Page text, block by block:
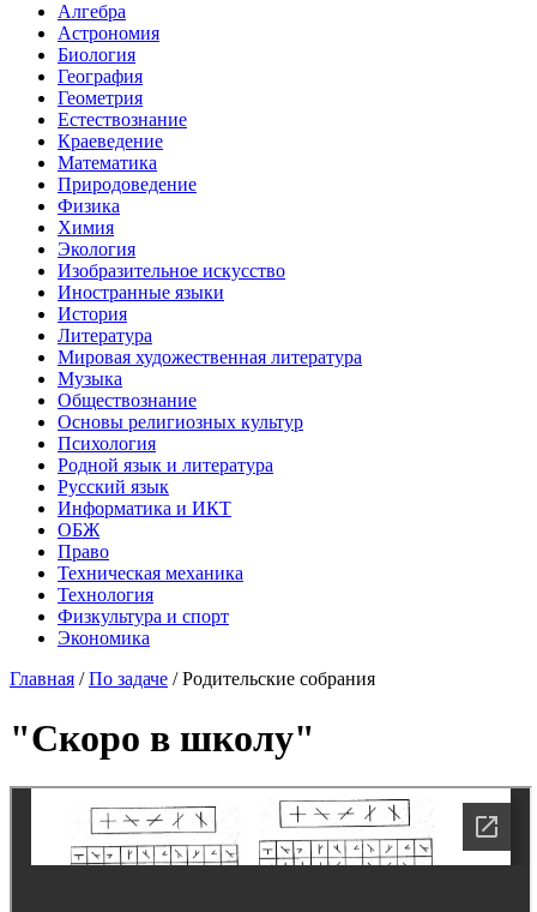
Алгебра
Астрономия
Биология
География
Геометрия
Естествознание
Краеведение
Математика
Природоведение
Физика
Химия
Экология
Изобразительное искусство
Иностранные языки
История
Литература
Мировая художественная литература
Музыка
Обществознание
Основы религиозных культур
Психология
Родной язык и литература
Русский язык
Информатика и ИКТ
ОБЖ
Право
Техническая механика
Технология
Физкультура и спорт
Экономика
Главная /По задаче /Родительские собрания
"Скоро в школу"